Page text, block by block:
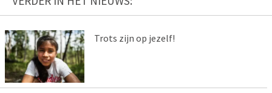
Trots zijn op jezelf!